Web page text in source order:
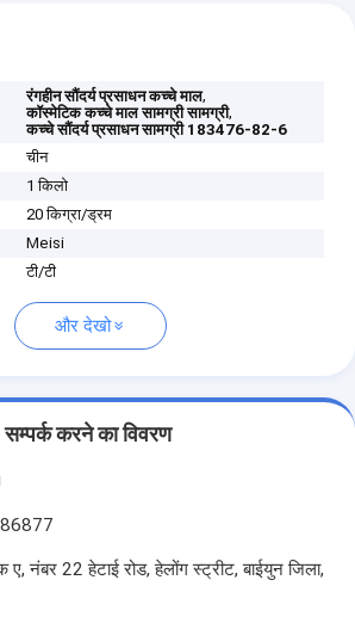
रंगहीन सौंदर्य प्रसाधन कच्चे माल,
कॉस्मेटिक कच्चे माल सामग्री सामग्री,
कच्चे सौंदर्य प्रसाधन सामग्री 183476-82-6
चीन
1 किलो
20 किग्रा/ड्रम
Meisi
टी/टी
और देखो
सम्पर्क करने का विवरण
ए, नंबर 22 हेटाई रोड, हेलोंग स्ट्रीट, बाईयुन जिला,